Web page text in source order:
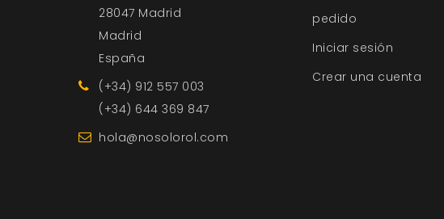
28047 Madrid
Madrid
España
(+34) 912 557 003
(+34) 644 369 847
hola@nosolorol.com
pedido
Iniciar sesión
Crear una cuenta